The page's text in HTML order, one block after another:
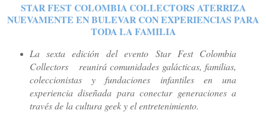
STAR FEST COLOMBIA COLLECTORS ATERRIZA
NUEVAMENTE EN BULEVAR CON EXPERIENCIAS PARA
TODA LA FAMILIA
La sexta edición del evento Star Fest Colombia
Collectors reunirá comunidades galácticas, familias,
coleccionistas y fundaciones infantiles en una
experiencia diseñada para conectar generaciones a
través de la cultura geek y el entretenimiento.